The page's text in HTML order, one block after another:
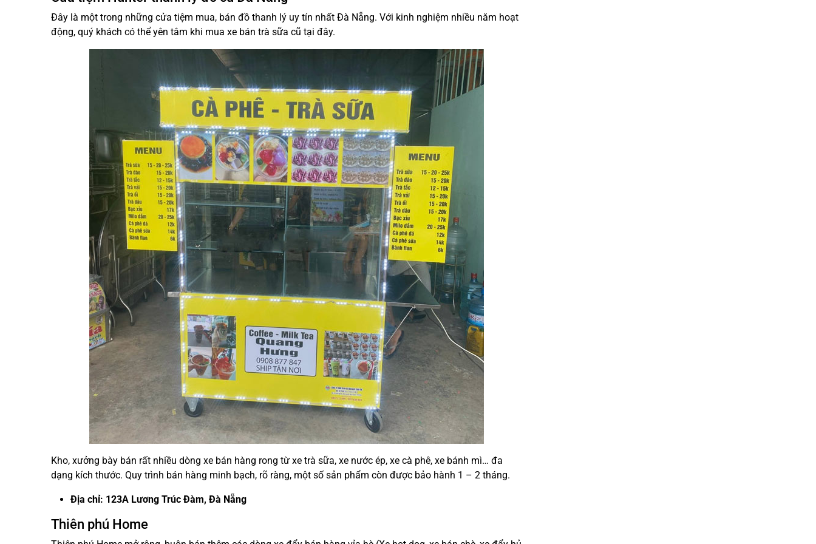
Đây là một trong những cửa tiệm mua, bán đồ thanh lý uy tín nhất Đà Nẵng. Với kinh nghiệm nhiều năm hoạt
động, quý khách có thể yên tâm khi mua xe bán trà sữa cũ tại đây.
Kho, xưởng bày bán rất nhiều dòng xe bán hàng rong từ xe trà sữa, xe nước ép, xe cà phê, xe bánh mì… đa
dạng kích thước. Quy trình bán hàng minh bạch, rõ ràng, một số sản phẩm còn được bảo hành 1 – 2 tháng.
Địa chỉ: 123A Lương Trúc Đàm, Đà Nẵng
Thiên phú Home